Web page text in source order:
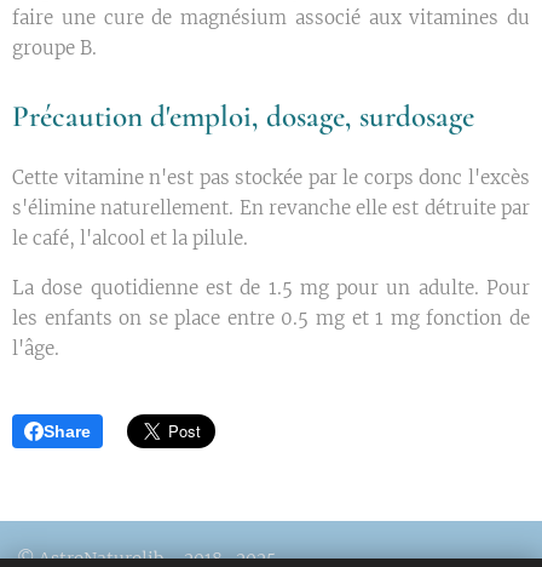
faire une cure de magnésium associé aux vitamines du
groupe B.
Précaution d'emploi, dosage, surdosage
Cette vitamine n'est pas stockée par le corps donc l'excès
s'élimine naturellement. En revanche elle est détruite par
le café, l'alcool et la pilule.
La dose quotidienne est de 1.5 mg pour un adulte. Pour
les enfants on se place entre 0.5 mg et 1 mg fonction de
l'âge.
Share
© AstroNaturolib – 2018–2025